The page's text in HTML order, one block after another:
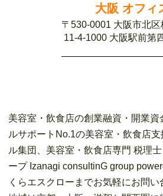
大阪 オフィ
〒530-0001 大阪市北区
11-4-1000 大阪駅前第
美容室・飲食店の創業融資・開業資
ルサポートNo.1の美容室・飲食店
ル集団、美容室・飲食店専門 税理
ープ Izanagi consultinG group
くらエスクローまでお気軽にお問